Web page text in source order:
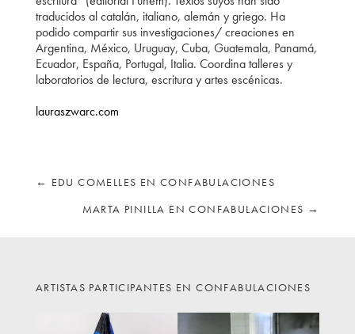
traducidos al catalán, italiano, alemán y griego. Ha
podido compartir sus investigaciones/ creaciones en
Argentina, México, Uruguay, Cuba, Guatemala, Panamá,
Ecuador, España, Portugal, Italia. Coordina talleres y
laboratorios de lectura, escritura y artes escénicas.
lauraszwarc.com
← EDU COMELLES EN CONFABULACIONES
MARTA PINILLA EN CONFABULACIONES →
ARTISTAS PARTICIPANTES EN CONFABULACIONES